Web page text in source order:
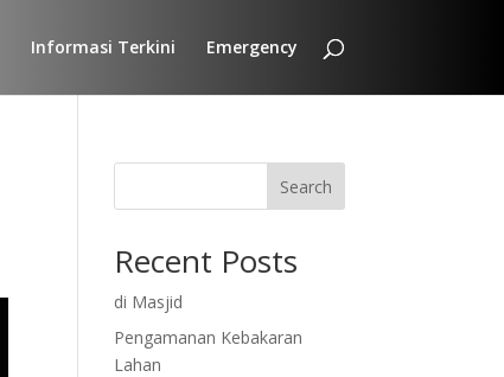
Informasi Terkini Emergency
Search
Recent Posts
di Masjid
Pengamanan Kebakaran
Lahan